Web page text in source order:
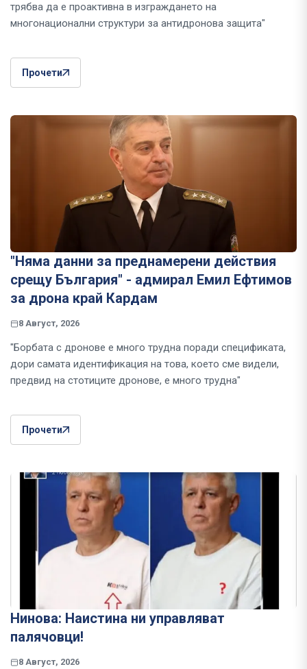
трябва да е проактивна в изграждането на
многонационални структури за антидронова защита"
Прочети
"Няма данни за преднамерени действия
срещу България" - адмирал Емил Ефтимов
за дрона край Кардам
8 Август, 2026
"Борбата с дронове е много трудна поради спецификата,
дори самата идентификация на това, което сме видели,
предвид на стотиците дронове, е много трудна"
Прочети
Нинова: Наистина ни управляват
палячовци!
8 Август, 2026